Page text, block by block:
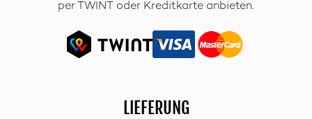
per TWINT oder Kreditkarte anbieten.
LIEFERUNG